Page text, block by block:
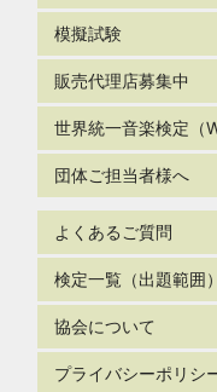
模擬試験
販売代理店募集中
世界統一音楽検定（
団体ご担当者様へ
よくあるご質問
検定一覧（出題範囲）
協会について
プライバシーポリシ